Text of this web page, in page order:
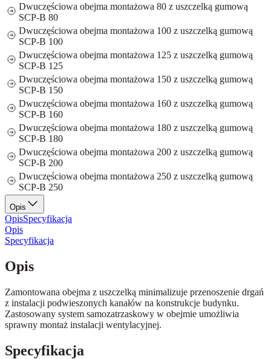
Dwuczęściowa obejma montażowa 80 z uszczelką gumową
SCP-B 80
Dwuczęściowa obejma montażowa 100 z uszczelką gumową
SCP-B 100
Dwuczęściowa obejma montażowa 125 z uszczelką gumową
SCP-B 125
Dwuczęściowa obejma montażowa 150 z uszczelką gumową
SCP-B 150
Dwuczęściowa obejma montażowa 160 z uszczelką gumową
SCP-B 160
Dwuczęściowa obejma montażowa 180 z uszczelką gumową
SCP-B 180
Dwuczęściowa obejma montażowa 200 z uszczelką gumową
SCP-B 200
Dwuczęściowa obejma montażowa 250 z uszczelką gumową
SCP-B 250
Opis
OpisSpecyfikacja
Opis
Specyfikacja
Opis
Zamontowana obejma z uszczelką minimalizuje przenoszenie drgań
z instalacji podwieszonych kanałów na konstrukcje budynku.
Zastosowany system samozatrzaskowy w obejmie umożliwia
sprawny montaż instalacji wentylacyjnej.
Specyfikacja